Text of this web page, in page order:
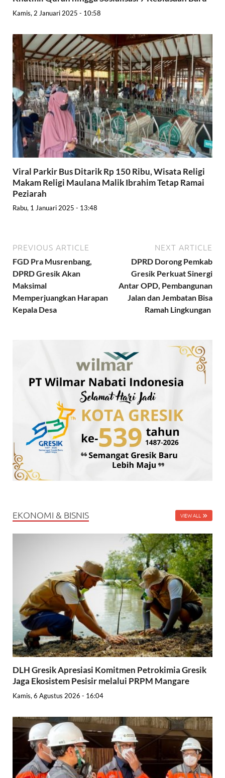
Kamis, 2 Januari 2025 - 10:58
Viral Parkir Bus Ditarik Rp 150 Ribu, Wisata Religi
Makam Religi Maulana Malik Ibrahim Tetap Ramai
Peziarah
Rabu, 1 Januari 2025 - 13:48
PREVIOUS ARTICLE
FGD Pra Musrenbang,
DPRD Gresik Akan
Maksimal
Memperjuangkan Harapan
Kepala Desa
NEXT ARTICLE
DPRD Dorong Pemkab
Gresik Perkuat Sinergi
Antar OPD, Pembangunan
Jalan dan Jembatan Bisa
Ramah Lingkungan
EKONOMI & BISNIS VIEW ALL
DLH Gresik Apresiasi Komitmen Petrokimia Gresik
Jaga Ekosistem Pesisir melalui PRPM Mangare
Kamis, 6 Agustus 2026 - 16:04